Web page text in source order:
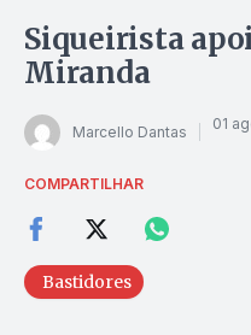
Siqueirista
Miranda
Marcello Dantas 01
COMPARTILHAR
Bastidores